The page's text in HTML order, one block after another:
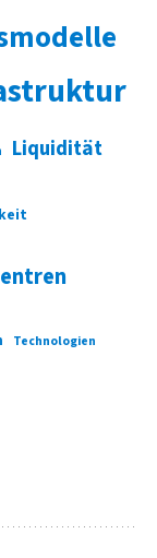
Liquidität
Technologien